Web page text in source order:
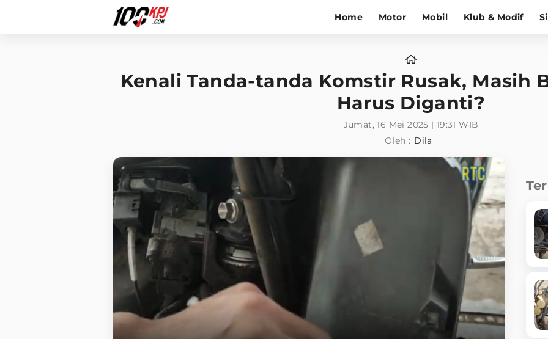
Home Motor Mobil Klub & Modif
Kenali Tanda-tanda Komstir Rusak, Masih
Harus Diganti?
Jumat, 16 Mei 2025 | 19:31 WIB
Oleh : Dila